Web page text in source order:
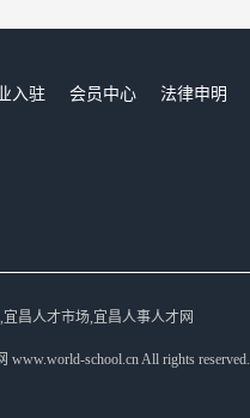
入驻 会员中心
法律申明
昌人才市场,宜昌人事人才网
school.cn All rights reserved.